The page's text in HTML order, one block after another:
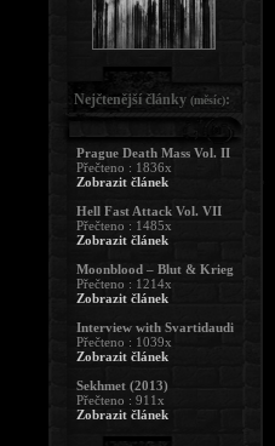
Nejčtenější články (měsíc):
Prague Death Mass Vol. II
Přečteno : 1836x
Zobrazit článek
Hell Fast Attack Vol. VII
Přečteno : 1485x
Zobrazit článek
Moonblood – Blut & Krieg
Přečteno : 1214x
Zobrazit článek
Interview with Svartidaudi
Přečteno : 1039x
Zobrazit článek
Sekhmet (2013)
Přečteno : 911x
Zobrazit článek